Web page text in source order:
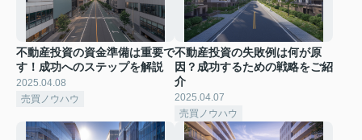
不動産投資の資金準備は重要で
す！成功へのステップを解説
2025.04.08
売買ノウハウ
不動産投資の失敗例は何が原
因？成功するための戦略をご紹
介
2025.04.07
売買ノウハウ